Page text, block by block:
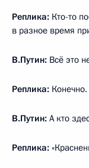
Реплика: Кто-то
в разное время
В.Путин: Всё это
Реплика: Конечно.
В.Путин: А кто
Реплика: